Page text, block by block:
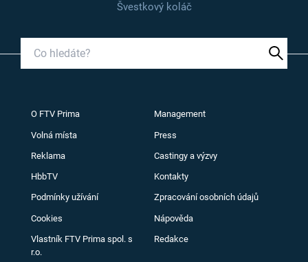
Švestkový koláč
O FTV Prima Management
Volná místa Press
Reklama Castingy a výzvy
HbbTV Kontakty
Podmínky užívání Zpracování osobních údajů
Cookies Nápověda
Vlastník FTV Prima spol. s
r.o.
Redakce